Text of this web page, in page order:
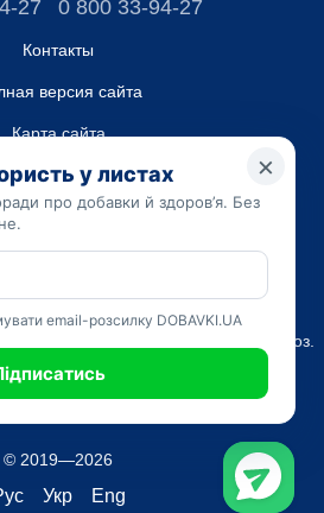
27 0 800 33-94-27
Контакты
версия сайта
Карта сайта
ТОВ “ДО ЮА”,
45223262
14.09.2023
dobavki.ua информация носит
характер. Не используйте
и лечения. Только ваш
препараты и составлять диагноз.
БЫТЬ ВРЕДНЫМ ДЛЯ ВАШЕГО
© 2019—2026
Укр Eng